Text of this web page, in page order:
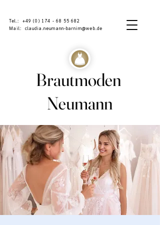
Mail: claudia.neumann-barnim@web.de
Tel.: +49 (0) 174 - 68 55 682
Bra​ut​m​​o​​​den
Neum​ann